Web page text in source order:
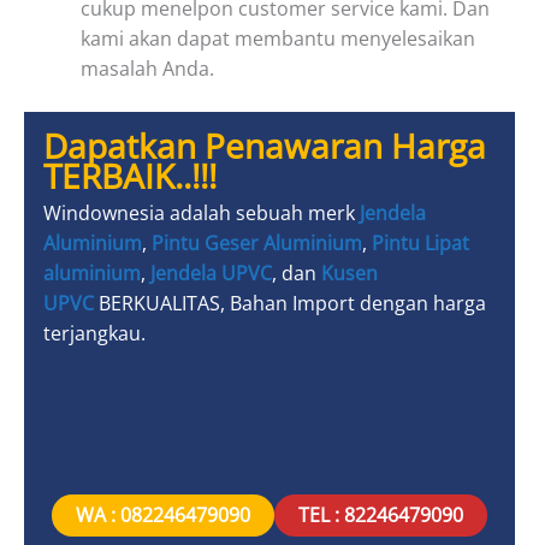
cukup menelpon customer service kami. Dan
kami akan dapat membantu menyelesaikan
masalah Anda.
Dapatkan Penawaran Harga
TERBAIK..!!!
Windownesia adalah sebuah merk Jendela
Aluminium, Pintu Geser Aluminium, Pintu Lipat
aluminium, Jendela UPVC, dan Kusen
UPVCBERKUALITAS, Bahan Import dengan harga
terjangkau.
WA : 082246479090 TEL : 82246479090